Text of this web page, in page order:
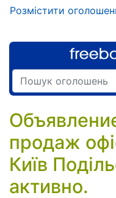
Розмістити
продаж
Київ
активно.